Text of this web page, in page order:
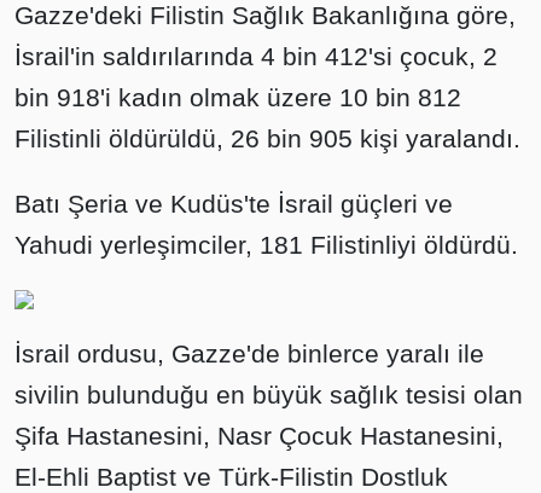
Gazze'deki Filistin Sağlık Bakanlığına göre,
İsrail'in saldırılarında 4 bin 412'si çocuk, 2
bin 918'i kadın olmak üzere 10 bin 812
Filistinli öldürüldü, 26 bin 905 kişi yaralandı.
Batı Şeria ve Kudüs'te İsrail güçleri ve
Yahudi yerleşimciler, 181 Filistinliyi öldürdü.
İsrail ordusu, Gazze'de binlerce yaralı ile
sivilin bulunduğu en büyük sağlık tesisi olan
Şifa Hastanesini, Nasr Çocuk Hastanesini,
El-Ehli Baptist ve Türk-Filistin Dostluk